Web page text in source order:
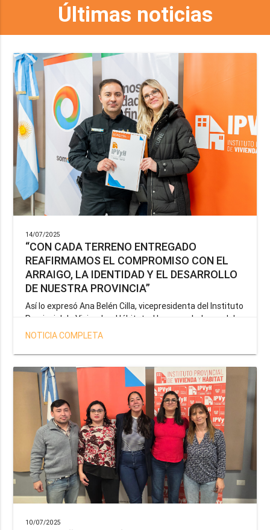
Últimas noticias
14/07/2025
“CON CADA TERRENO ENTREGADO
REAFIRMAMOS EL COMPROMISO CON EL
ARRAIGO, LA IDENTIDAD Y EL DESARROLLO
DE NUESTRA PROVINCIA”
Así lo expresó Ana Belén Cilla, vicepresidenta del Instituto
Provincial de Vivienda y Hábitat, al hacer un balance del
trabajo del organismo en el marco de la operatoria
salud y seguridad impulsada por el gobernador Gustavo
Melella.
NOTICIA COMPLETA
10/07/2025